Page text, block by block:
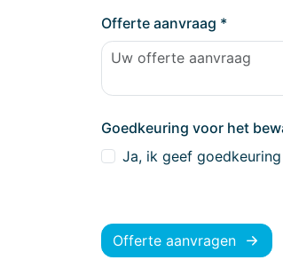
Offerte aanvraag *
Goedkeuring voor het
Ja, ik geef
Offerte aanvragen